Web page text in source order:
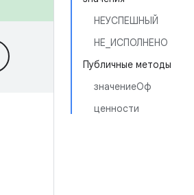
НЕУСПЕШНЫЙ
НЕ_ИСПОЛНЕНО
Публичные методы
значениеОф
ценности